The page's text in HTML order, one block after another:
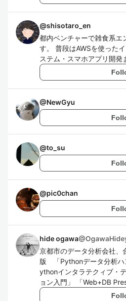
@shisotaro_en
都内ベンチャーで雑食系エ
す。 普段はAWSを使った
ステム・スマホアプリ開発
@NewGyu
@to_su
@pic0chan
hide ogawa@
京都市のデータ分析会社
版 「Pythonデータ分析
ythonインタラテクィブ・
ョン入門」 「Web+DB